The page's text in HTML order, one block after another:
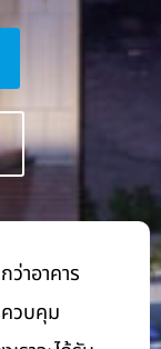
ว่าอาคาร
ควบคุม